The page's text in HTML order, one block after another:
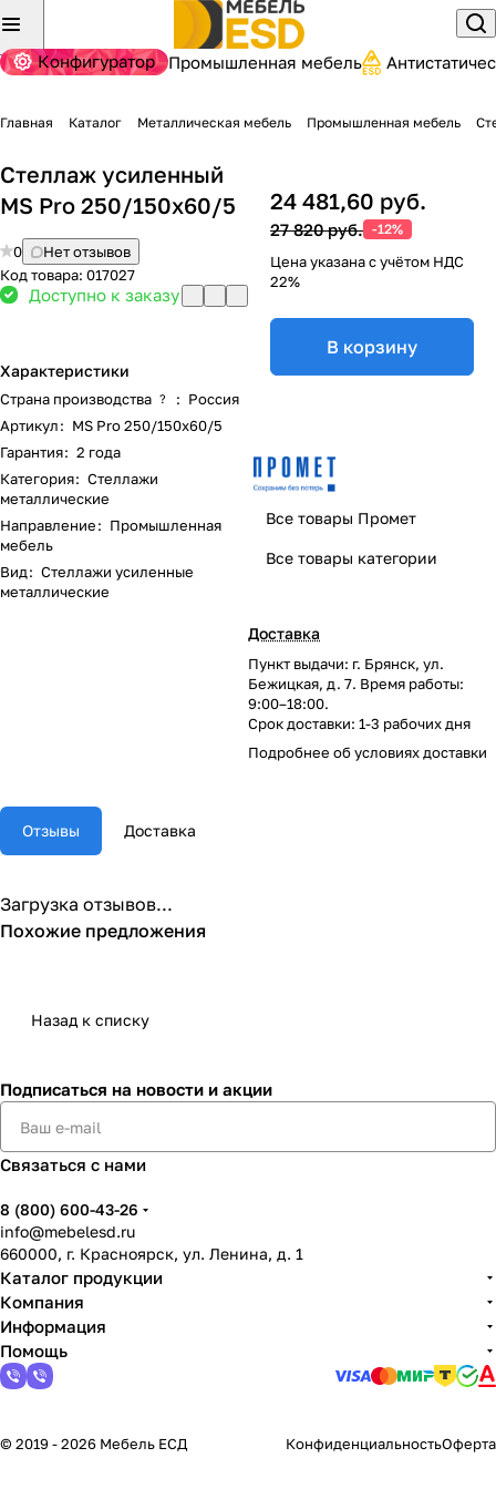
Конфигуратор Промышленная мебель
Главная Каталог Металлическая мебель Промышленная мебель
Стеллаж усиленный
MS Pro 250/150x60/5
0
Нет отзывов
Код товара: 017027
Доступно к заказу
Характеристики
Страна производства ? : Россия
Артикул: MS Pro 250/150x60/5
Гарантия: 2 года
Категория: Стеллажи
металлические
Направление: Промышленная
мебель
Вид: Стеллажи усиленные
металлические
24 481,60 руб.
27 820 руб. -12%
Цена указана с учётом НДС
22%
В корзину
Все товары Промет
Все товары категории
Доставка
Пункт выдачи: г. Брянск, ул.
Бежицкая, д. 7. Время работы:
9:00–18:00.
Срок доставки: 1-3 рабочих дня
Подробнее обусловиях доставки
Отзывы Доставка
Загрузка отзывов...
Похожие предложения
Назад к списку
Подписаться на новости и акции
Связаться с нами
8 (800) 600-43-26
info@mebelesd.ru
660000, г. Красноярск, ул. Ленина, д. 1
Каталог продукции
Компания
Информация
Помощь
© 2019 - 2026 Мебель ЕСД КонфиденциальностьОферта